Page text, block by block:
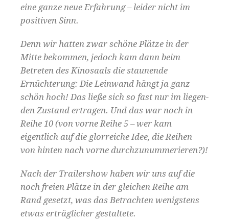
eine ganze neue Erfahrung – lei­der nicht im
pos­i­tiv­en Sinn.
Denn wir hat­ten zwar schöne Plätze in der
Mitte bekom­men, jedoch kam dann beim
Betreten des Kinosaals die staunende
Ernüchterung: Die Lein­wand hängt ja ganz
schön hoch! Das ließe sich so fast nur im liegen­
den Zus­tand ertra­gen. Und das war noch in
Rei­he 10 (von vorne Rei­he 5 – wer kam
eigentlich auf die glo­r­re­iche Idee, die Rei­hen
von hin­ten nach vorne durchzunummerieren?)!
Nach der Trail­er­show haben wir uns auf die
noch freien Plätze in der gle­ichen Rei­he am
Rand geset­zt, was das Betra­cht­en wenig­stens
etwas erträglich­er gestaltete.